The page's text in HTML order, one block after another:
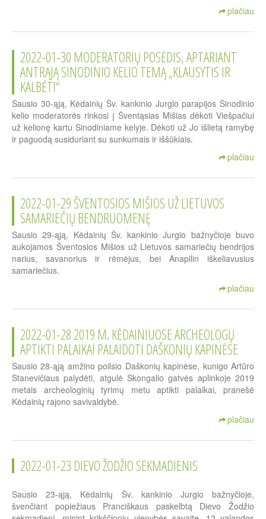
plačiau
2022-01-30 MODERATORIŲ POSĖDIS, APTARIANT
ANTRĄJĄ SINODINIO KELIO TEMĄ „KLAUSYTIS IR
KALBĖTI“
Sausio 30-ąją, Kėdainių Šv. kankinio Jurgio parapijos Sinodinio
kelio moderatorės rinkosi į Šventąsias Mišias dėkoti Viešpačiui
už kelionę kartu Sinodiniame kelyje. Dėkoti už Jo išlietą ramybę
ir paguodą susiduriant su sunkumais ir iššūkiais.
plačiau
2022-01-29 ŠVENTOSIOS MIŠIOS UŽ LIETUVOS
SAMARIEČIŲ BENDRUOMENĘ
Sausio 29-ąją, Kėdainių Šv. kankinio Jurgio bažnyčioje buvo
aukojamos Šventosios Mišios už Lietuvos samariečių bendrijos
narius, savanorius ir rėmėjus, bei Anapilin iškeliavusius
samariečius.
plačiau
2022-01-28 2019 M. KĖDAINIUOSE ARCHEOLOGŲ
APTIKTI PALAIKAI PALAIDOTI DAŠKONIŲ KAPINĖSE
Sausio 28-ąją amžino poilsio Daškonių kapinėse, kunigo Artūro
Stanevičiaus palydėti, atgulė Skongalio gatvės aplinkoje 2019
metais archeologinių tyrimų metu aptikti palaikai, pranešė
Kėdainių rajono savivaldybė.
plačiau
2022-01-23 DIEVO ŽODŽIO SEKMADIENIS
Sausio 23-ąją, Kėdainių Šv. kankinio Jurgio bažnyčioje,
švenčiant popiežiaus Pranciškaus paskelbtą Dievo Žodžio